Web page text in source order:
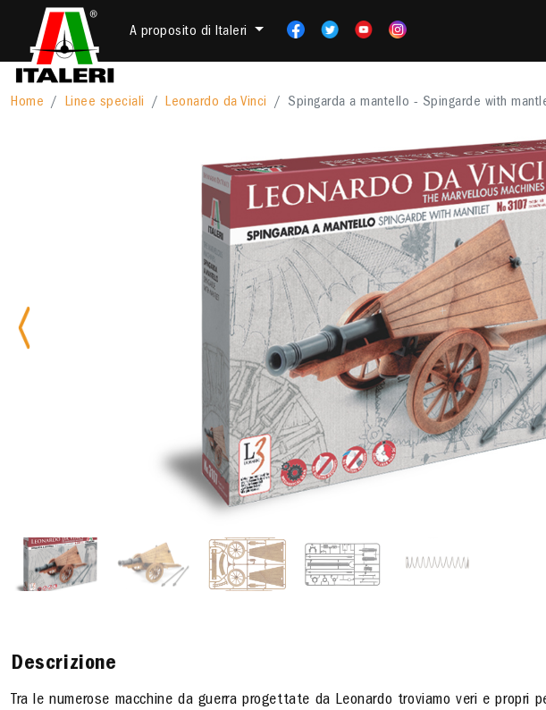
A proposito di Italeri
Home Linee speciali Leonardo da Vinci Spingarda a mantello - Spingarde with
Previous
Descrizione
Tra le numerose macchine da guerra progettate da Leonardo troviamo veri e propri